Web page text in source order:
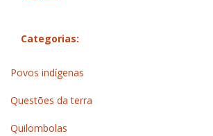
Categorias:
Povos indígenas
Questões da terra
Quilombolas